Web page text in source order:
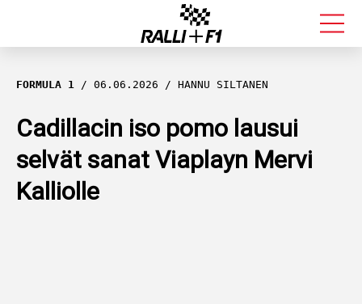
FORMULA 1
RALLI
KALLE ROVANPERÄ
VALTTERI BOTTAS
FORMULA 1 06.06.2026 HANNU SILTANEN
Cadillacin iso pomo lausui
selvät sanat Viaplayn Mervi
Kalliolle